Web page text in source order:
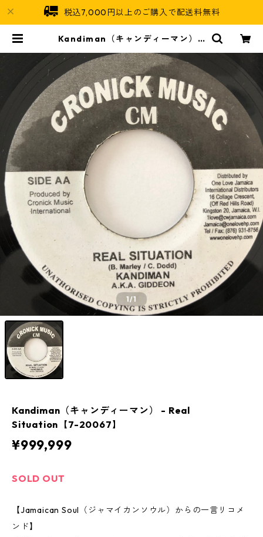
税込7,000円以上のご購入で配送料無料
Kandiman（キャンディーマン） -
maican Soul
1/1
Kandiman（キャンディーマン） - Real
Situation【7-20067】
¥999,999
SOLD OUT
【Jamaican Soul（ジャマイカンソウル）からの一言リコメ
ンド】